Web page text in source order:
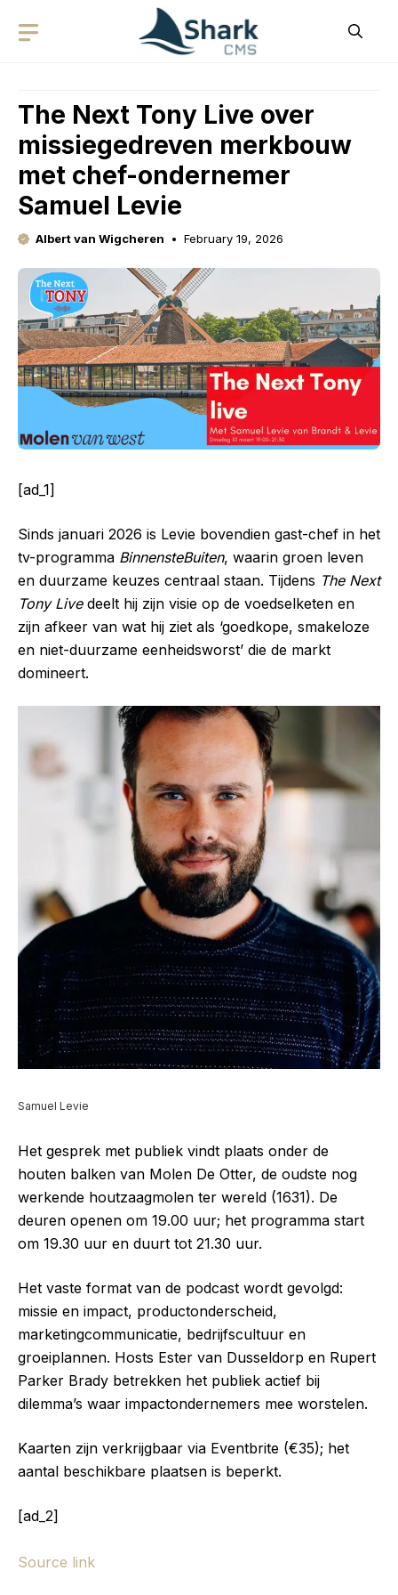
The Next Tony Live over
missiegedreven merkbouw
met chef-ondernemer
Samuel Levie
Albert van Wigcheren February 19, 2026
[ad_1]
Sinds januari 2026 is Levie bovendien gast-chef in het
tv-programma BinnensteBuiten, waarin groen leven
en duurzame keuzes centraal staan. Tijdens The Next
Tony Livedeelt hij zijn visie op de voedselketen en
zijn afkeer van wat hij ziet als ‘goedkope, smakeloze
en niet-duurzame eenheidsworst’ die de markt
domineert.
Samuel Levie
Het gesprek met publiek vindt plaats onder de
houten balken van Molen De Otter, de oudste nog
werkende houtzaagmolen ter wereld (1631). De
deuren openen om 19.00 uur; het programma start
om 19.30 uur en duurt tot 21.30 uur.
Het vaste format van de podcast wordt gevolgd:
missie en impact, productonderscheid,
marketingcommunicatie, bedrijfscultuur en
groeiplannen. Hosts Ester van Dusseldorp en Rupert
Parker Brady betrekken het publiek actief bij
dilemma’s waar impactondernemers mee worstelen.
Kaarten zijn verkrijgbaar via Eventbrite (€35); het
aantal beschikbare plaatsen is beperkt.
[ad_2]
Source link